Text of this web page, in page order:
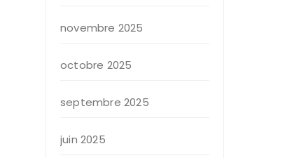
novembre 2025
octobre 2025
septembre 2025
juin 2025